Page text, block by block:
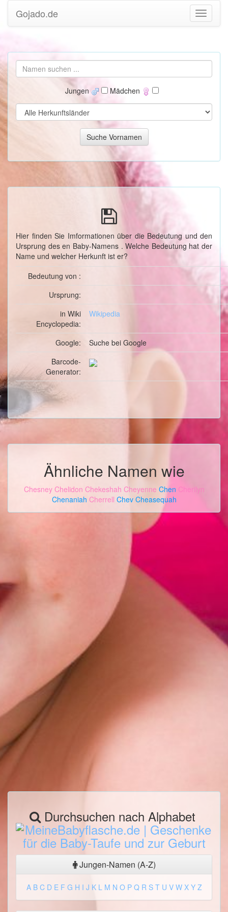
Gojado.de
Jungen Mädchen
Hier finden Sie Imformationen über die Bedeutung und den
Ursprung des en Baby-Namens . Welche Bedeutung hat der
Name und welcher Herkunft ist er?
Bedeutung von :
Ursprung:
in Wiki
Encyclopedia:
Wikipedia
Google: Suche bei Google
Barcode-
Generator:
Ähnliche Namen wie
Chesney Chelidon Chekeshah Cheyenne Chen Cherilyn
Chenaniah Cherrell Chev Cheasequah
Durchsuchen nach Alphabet
Jungen-Namen (A-Z)
A B C D E F G H I J K L M N O P Q R S T U V W X Y Z